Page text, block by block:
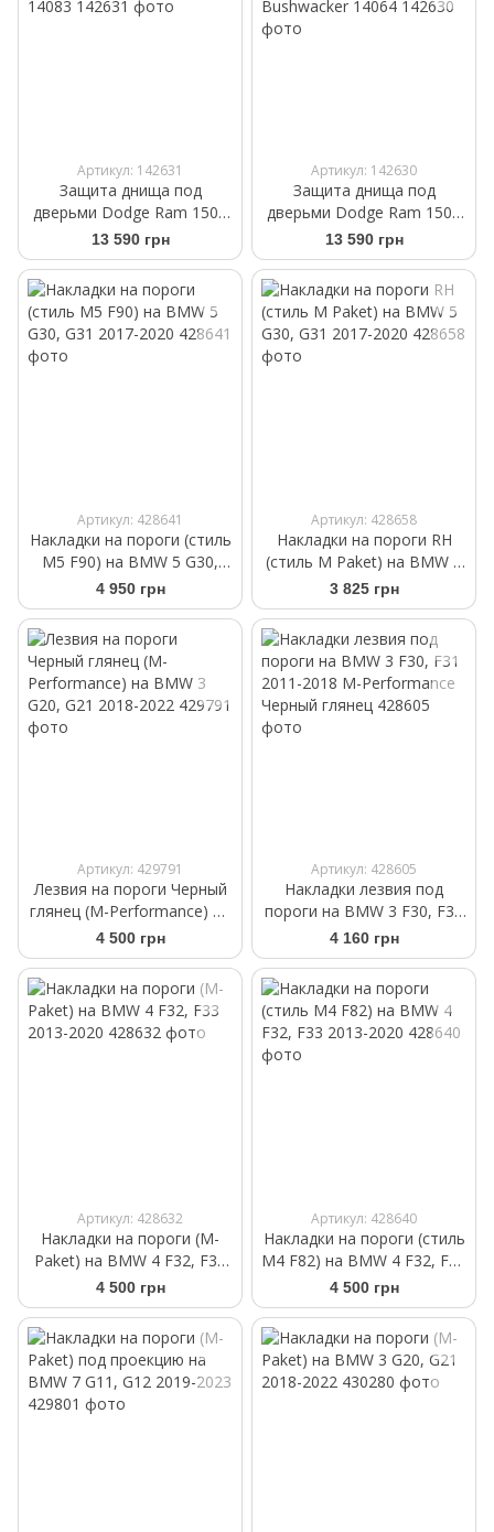
Артикул: 142631
Защита днища под
дверьми Dodge Ram 1500
2009- Ext Cab | Bushwacker
14083
13 590 грн
Артикул: 142630
Защита днища под
дверьми Dodge Ram 1500
2009- Crew cab |
Bushwacker 14064
13 590 грн
Артикул: 428641
Накладки на пороги (стиль
M5 F90) на BMW 5 G30,
G31 2017-2020
4 950 грн
Артикул: 428658
Накладки на пороги RH
(стиль M Paket) на BMW 5
G30, G31 2017-2020
3 825 грн
Артикул: 429791
Лезвия на пороги Черный
глянец (M-Performance) на
BMW 3 G20, G21 2018-2022
4 500 грн
Артикул: 428605
Накладки лезвия под
пороги на BMW 3 F30, F31
2011-2018 M-Performance
Черный глянец
4 160 грн
Артикул: 428632
Накладки на пороги (M-
Paket) на BMW 4 F32, F33
2013-2020
4 500 грн
Артикул: 428640
Накладки на пороги (стиль
M4 F82) на BMW 4 F32, F33
2013-2020
4 500 грн